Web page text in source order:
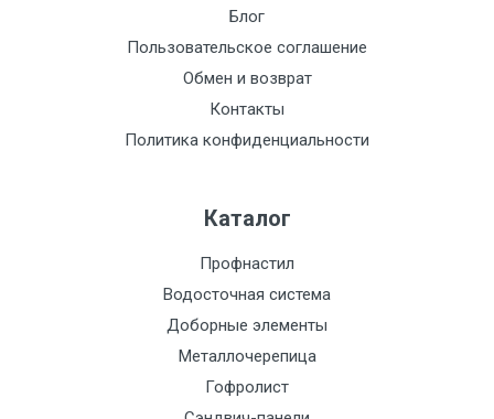
Блог
Пользовательское соглашение
Обмен и возврат
Контакты
Политика конфиденциальности
Каталог
Профнастил
Водосточная система
Доборные элементы
Металлочерепица
Гофролист